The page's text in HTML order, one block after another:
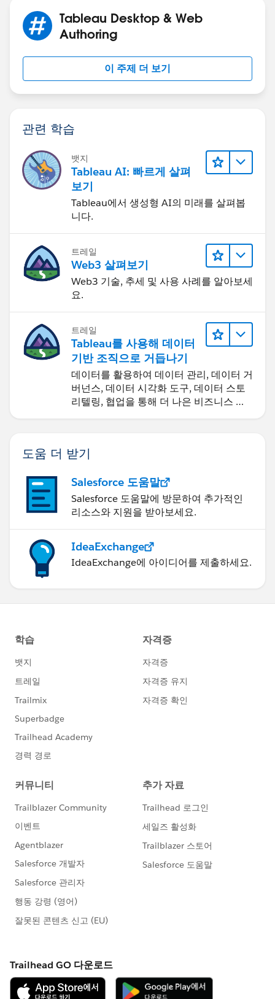
Tableau Desktop & Web
Authoring
이 주제 더 보기
관련 학습
뱃지
Tableau AI: 빠르게 살펴
보기
Tableau에서 생성형 AI의 미래를 살펴봅
니다.
트레일
Web3 살펴보기
Web3 기술, 추세 및 사용 사례를 알아보세
요.
트레일
Tableau를 사용해 데이터
기반 조직으로 거듭나기
데이터를 활용하여 데이터 관리, 데이터 거
버넌스, 데이터 시각화 도구, 데이터 스토
리텔링, 협업을 통해 더 나은 비즈니스 성
도움 더 받기
Salesforce 도움말
Salesforce 도움말에 방문하여 추가적인
리소스와 지원을 받아보세요.
IdeaExchange
IdeaExchange에 아이디어를 제출하세요.